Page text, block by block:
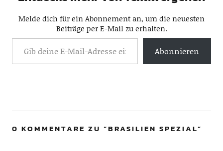
Melde dich für ein Abonnement an, um die neuesten
Beiträge per E-Mail zu erhalten.
Abonnieren
0 KOMMENTARE ZU “BRASILIEN SPEZIAL”